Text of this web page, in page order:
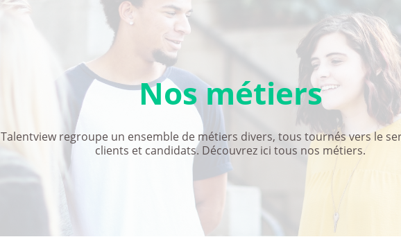
Nos métiers
Talentview regroupe un ensemble de métiers divers, tous tournés vers le
clients et candidats. Découvrez ici tous nos métiers.